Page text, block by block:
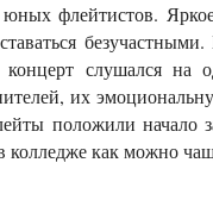
флейтистов.
слушался
их
положили
колледже как можно